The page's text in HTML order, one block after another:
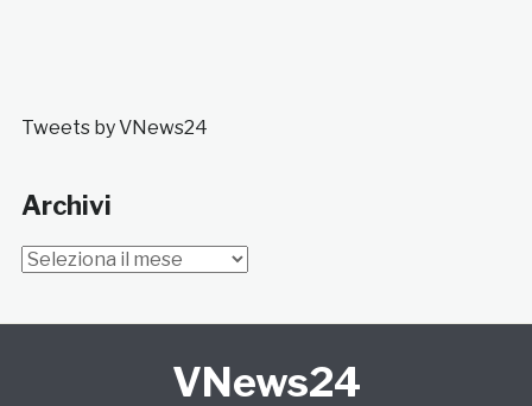
Tweets by VNews24
Archivi
Archivi
VNews24